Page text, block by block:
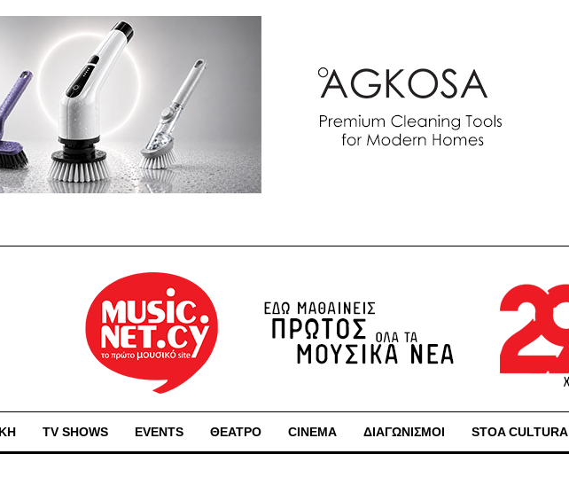
TV SHOWS EVENTS ΘΕΑΤΡΟ CINEMA ΔΙΑΓΩΝΙΣΜΟΙ STOA CULTURA